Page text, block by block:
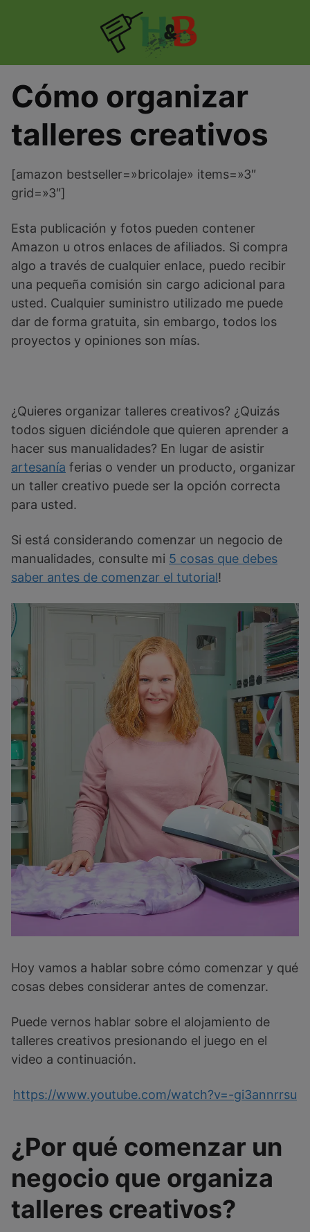
Cómo organizar
talleres creativos
[amazon bestseller=»bricolaje» items=»3″
grid=»3″]
Esta publicación y fotos pueden contener
Amazon u otros enlaces de afiliados. Si compra
algo a través de cualquier enlace, puedo recibir
una pequeña comisión sin cargo adicional para
usted. Cualquier suministro utilizado me puede
dar de forma gratuita, sin embargo, todos los
proyectos y opiniones son mías.
¿Quieres organizar talleres creativos? ¿Quizás
todos siguen diciéndole que quieren aprender a
hacer sus manualidades? En lugar de asistir
artesanía ferias o vender un producto, organizar
un taller creativo puede ser la opción correcta
para usted.
Si está considerando comenzar un negocio de
manualidades, consulte mi 5 cosas que debes
saber antes de comenzar el tutorial!
Hoy vamos a hablar sobre cómo comenzar y qué
cosas debes considerar antes de comenzar.
Puede vernos hablar sobre el alojamiento de
talleres creativos presionando el juego en el
video a continuación.
https://www.youtube.com/watch?v=-gi3annrrsu
¿Por qué comenzar un
negocio que organiza
talleres creativos?